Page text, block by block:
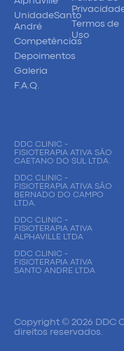
UnidadeSanto
André
Competências
Depoimentos
Galeria
F.A.Q.
Termos de
Uso
DDC CLINIC -
FISIOTERAPIA ATIVA SÃO
CAETANO DO SUL LTDA.
DDC CLINIC -
FISIOTERAPIA ATIVA SÃO
BERNADO DO CAMPO
LTDA.
DDC CLINIC -
FISIOTERAPIA ATIVA
ALPHAVILLE LTDA
DDC CLINIC -
FISIOTERAPIA ATIVA
SANTO ANDRE LTDA
Copyright © 2026 DDC
direitos reservados.